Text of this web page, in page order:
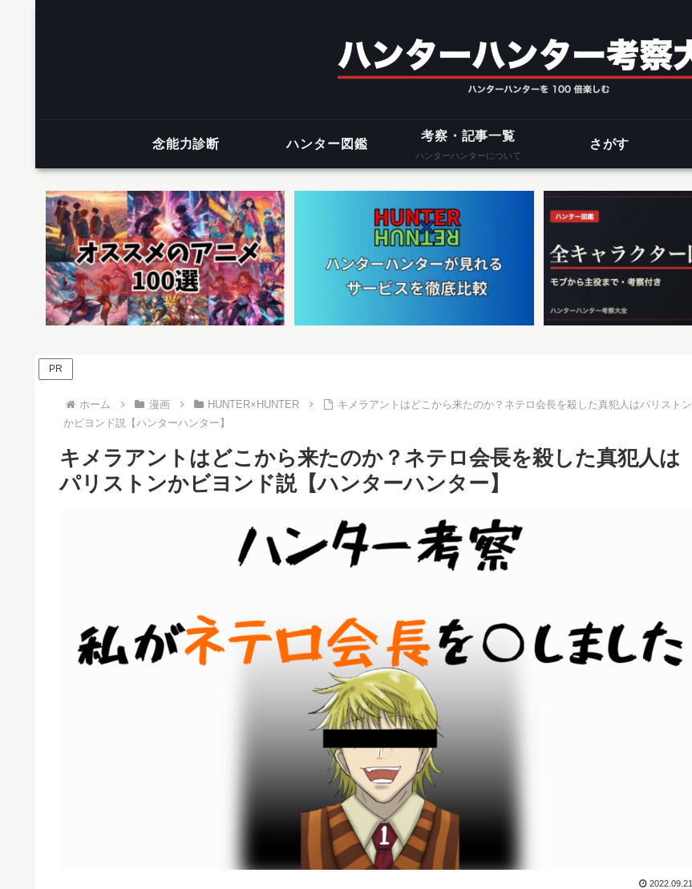
念能力診断 ハンター図鑑
考察・記事一覧
ハンターハンターについて
さがす
PR
ホーム 漫画 HUNTER×HUNTER
キメラアントはどこから来たのか？ネテロ会長を殺した真犯人はパリストン
かビヨンド説【ハンターハンター】
キメラアントはどこから来たのか？ネテロ会長を殺した真犯人は
パリストンかビヨンド説【ハンターハンター】
2022.09.21